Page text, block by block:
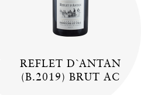
REFLET D`ANTAN
(B.2019) BRUT AC